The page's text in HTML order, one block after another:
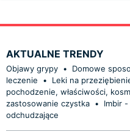
AKTUALNE TRENDY
Objawy grypy • Domowe
leczenie
• Leki na
pochodzenie, właściwości,
zastosowanie czystka •
Imbir
odchudzające